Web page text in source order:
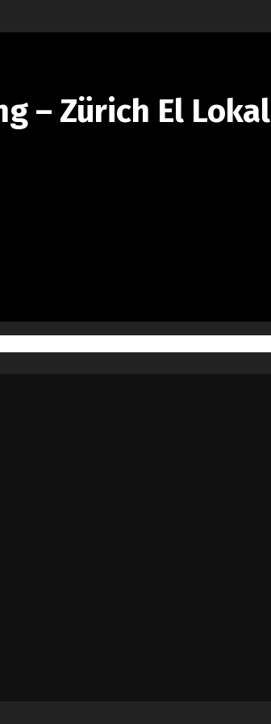
– Zürich El Lokal